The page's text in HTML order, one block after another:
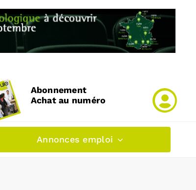
Abonnement
Achat au numéro
Annonces emploi